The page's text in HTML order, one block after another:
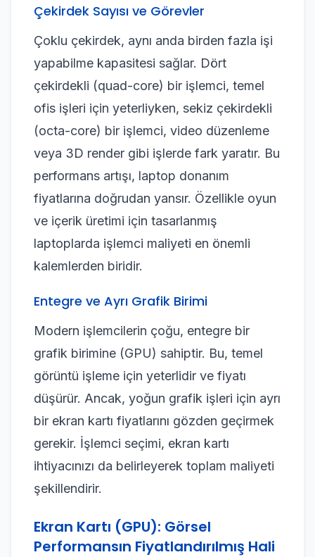
Çekirdek Sayısı ve Görevler
Çoklu çekirdek, aynı anda birden fazla işi
yapabilme kapasitesi sağlar. Dört
çekirdekli (quad-core) bir işlemci, temel
ofis işleri için yeterliyken, sekiz çekirdekli
(octa-core) bir işlemci, video düzenleme
veya 3D render gibi işlerde fark yaratır. Bu
performans artışı, laptop donanım
fiyatlarına doğrudan yansır. Özellikle oyun
ve içerik üretimi için tasarlanmış
laptoplarda işlemci maliyeti en önemli
kalemlerden biridir.
Entegre ve Ayrı Grafik Birimi
Modern işlemcilerin çoğu, entegre bir
grafik birimine (GPU) sahiptir. Bu, temel
görüntü işleme için yeterlidir ve fiyatı
düşürür. Ancak, yoğun grafik işleri için ayrı
bir ekran kartı fiyatlarını gözden geçirmek
gerekir. İşlemci seçimi, ekran kartı
ihtiyacınızı da belirleyerek toplam maliyeti
şekillendirir.
Ekran Kartı (GPU): Görsel
Performansın Fiyatlandırılmış Hali